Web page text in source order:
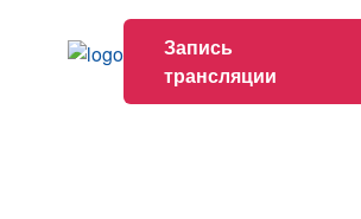
Запись трансляции
nmonews
Запись
трансляции